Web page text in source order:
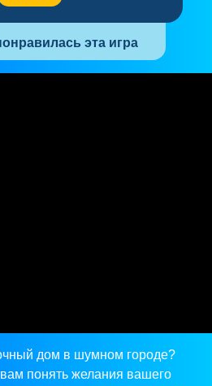
эта игра
дом в шумном городе?
понять желания вашего